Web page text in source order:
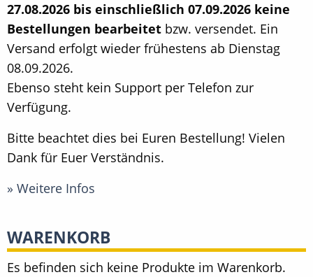
27.08.2026 bis einschließlich 07.09.2026 keine
Bestellungen bearbeitet bzw. versendet. Ein
Versand erfolgt wieder frühestens ab Dienstag
08.09.2026.
Ebenso steht kein Support per Telefon zur
Verfügung.
Bitte beachtet dies bei Euren Bestellung! Vielen
Dank für Euer Verständnis.
» Weitere Infos
WARENKORB
Es befinden sich keine Produkte im Warenkorb.